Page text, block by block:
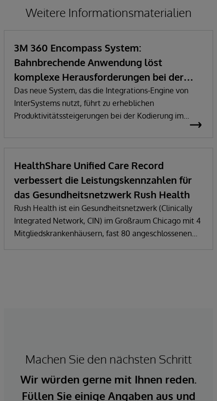
Weitere Informationsmaterialien
3M 360 Encompass System:
Bahnbrechende Anwendung löst
komplexe Herausforderungen bei der
Kostenerstattung im Gesundheitswesen
Das neue System, das die Integrations-Engine von
InterSystems nutzt, führt zu erheblichen
Produktivitätssteigerungen bei der Kodierung im
HealthShare Unified Care Record
verbessert die Leistungskennzahlen für
das Gesundheitsnetzwerk Rush Health
Rush Health ist ein Gesundheitsnetzwerk (Clinically
Integrated Network, CIN) im Großraum Chicago mit 4
Mitgliedskrankenhäusern, fast 80 angeschlossenen
Machen Sie den nächsten Schritt
Wir würden gerne mit Ihnen reden.
Füllen Sie einige Angaben aus und